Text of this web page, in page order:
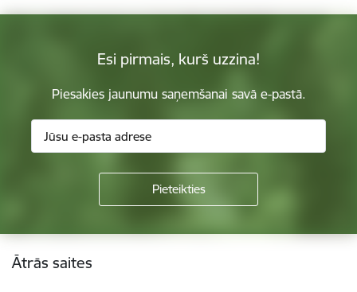
Esi pirmais, kurš uzzina!
Piesakies jaunumu saņemšanai savā e-pastā.
Kājene
Ātrās saites